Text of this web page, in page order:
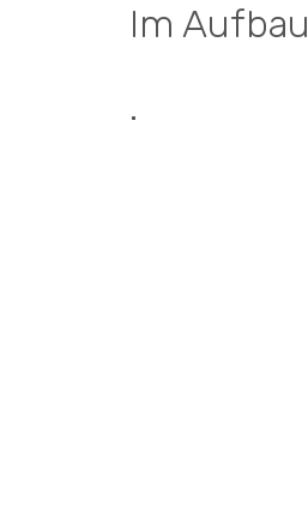
Im Aufbau
.